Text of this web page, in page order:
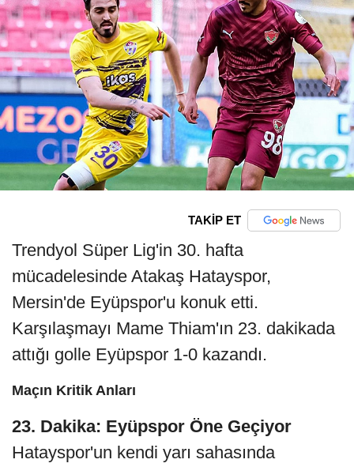
TAKİP ET
Trendyol Süper Lig'in 30. hafta
mücadelesinde Atakaş Hatayspor,
Mersin'de Eyüpspor'u konuk etti.
Karşılaşmayı Mame Thiam'ın 23. dakikada
attığı golle Eyüpspor 1-0 kazandı.
Maçın Kritik Anları
23. Dakika: Eyüpspor Öne Geçiyor
Hatayspor'un kendi yarı sahasında